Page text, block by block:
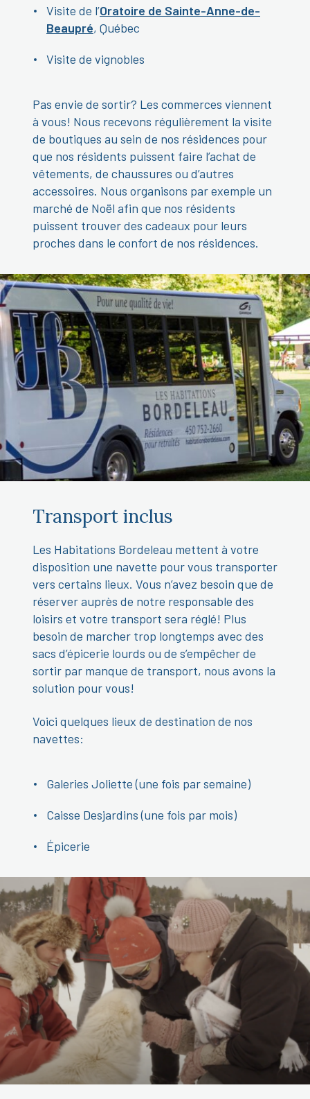
Visite de l’Oratoire de Sainte-Anne-de-
Beaupré, Québec
Visite de vignobles
Pas envie de sortir? Les commerces viennent
à vous! Nous recevons régulièrement la visite
de boutiques au sein de nos résidences pour
que nos résidents puissent faire l’achat de
vêtements, de chaussures ou d’autres
accessoires. Nous organisons par exemple un
marché de Noël afin que nos résidents
puissent trouver des cadeaux pour leurs
proches dans le confort de nos résidences.
Transport inclus
Les Habitations Bordeleau mettent à votre
disposition une navette pour vous transporter
vers certains lieux. Vous n’avez besoin que de
réserver auprès de notre responsable des
loisirs et votre transport sera réglé! Plus
besoin de marcher trop longtemps avec des
sacs d’épicerie lourds ou de s’empêcher de
sortir par manque de transport, nous avons la
solution pour vous!
Voici quelques lieux de destination de nos
navettes:
Galeries Joliette (une fois par semaine)
Caisse Desjardins (une fois par mois)
Épicerie